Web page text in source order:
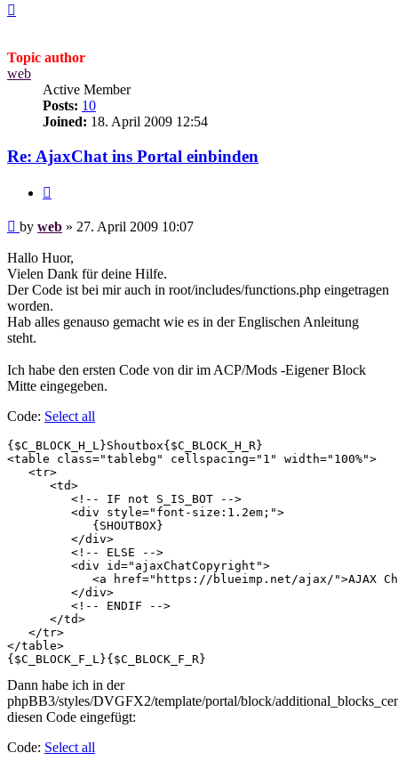
Topic author
web
Active Member
Posts: 10
Joined: 18. April 2009 12:54
Re: AjaxChat ins Portal einbinden
Post
by web » 27. April 2009 10:07
Hallo Huor,
Vielen Dank für deine Hilfe.
Der Code ist bei mir auch in root/includes/functions.php eingetragen
worden.
Hab alles genauso gemacht wie es in der Englischen Anleitung
steht.
Ich habe den ersten Code von dir im ACP/Mods -Eigener Block
Mitte eingegeben.
Code: Select all
{$C_BLOCK_H_L}Shoutbox{$C_BLOCK_H_R}
<table class="tablebg" cellspacing="1" width="100%">
   <tr>
      <td>
         <!-- IF not S_IS_BOT -->
         <div style="font-size:1.2em;">
            {SHOUTBOX}
         </div>
         <!-- ELSE -->
         <div id="ajaxChatCopyright">
<a href="https://blueimp.net/ajax/">AJAX
         </div>
         <!-- ENDIF -->
      </td>
   </tr>
</table>
{$C_BLOCK_F_L}{$C_BLOCK_F_R}
Dann habe ich in der
phpBB3/styles/DVGFX2/template/portal/block/
diesen Code eingefügt:
Code: Select all